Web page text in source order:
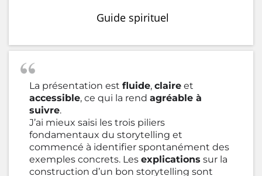
Guide spirituel
La présentation est fluide, claire et
accessible, ce qui la rend agréable à
suivre.
J’ai mieux saisi les trois piliers
fondamentaux du storytelling et
commencé à identifier spontanément des
exemples concrets. Les explications sur la
construction d’un bon storytelling sont